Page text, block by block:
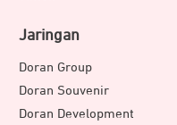
Jaringan
Doran Group
Doran Souvenir
Doran Development